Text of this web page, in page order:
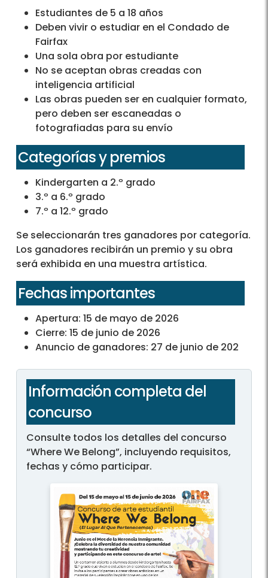
Estudiantes de 5 a 18 años
Deben vivir o estudiar en el Condado de
Fairfax
Una sola obra por estudiante
No se aceptan obras creadas con
inteligencia artificial
Las obras pueden ser en cualquier formato,
pero deben ser escaneadas o
fotografiadas para su envío
Categorías y premios
Kindergarten a 2.º grado
3.º a 6.º grado
7.º a 12.º grado
Se seleccionarán tres ganadores por categoría.
Los ganadores recibirán un premio y su obra
será exhibida en una muestra artística.
Fechas importantes
Apertura: 15 de mayo de 2026
Cierre: 15 de junio de 2026
Anuncio de ganadores: 27 de junio de 202
Información completa del
concurso
Consulte todos los detalles del concurso
“Where We Belong”, incluyendo requisitos,
fechas y cómo participar.